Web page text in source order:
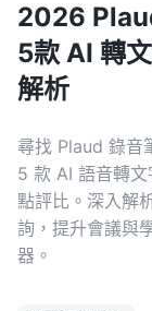
2026
5款 AI 轉
解析
尋找 Plaud 錄音
5 款 AI 語音轉
點評比。深入解
詢，提升會議與
器。